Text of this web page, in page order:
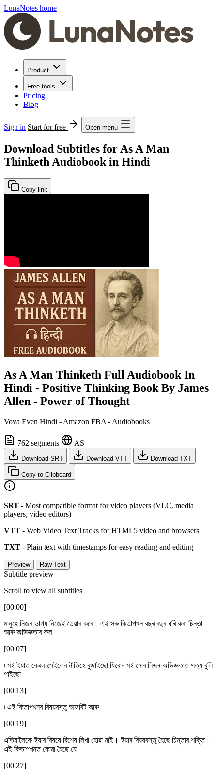
LunaNotes home
Product
Free tools
Pricing
Blog
Sign in Start for free Open menu
Download Subtitles for As A Man
Thinketh Audiobook in Hindi
Copy link
As A Man Thinketh Full Audiobook In
Hindi - Positive Thinking Book By James
Allen - Power of Thought
Vova Even Hindi - Amazon FBA - Audiobooks
762 segments AS
Download SRT Download VTT Download TXT
Copy to Clipboard
SRT - Most compatible format for video players (VLC, media
players, video editors)
VTT - Web Video Text Tracks for HTML5 video and browsers
TXT - Plain text with timestamps for easy reading and editing
Preview Raw Text
Subtitle preview
Scroll to view all subtitles
[00:00]
মানুহে নিজৰ ভাগ্য নিজেই তৈয়াৰ কৰে। এই সৰু কিতাপখন বছৰ বছৰ ধৰি কৰা চিন্তা
আৰু অভিজ্ঞতাৰ ফল
[00:07]
৷ মই ইয়াত কেৱল সেইবোৰ নীতিহে বুজাইছো যিবোৰ মই মোৰ নিজৰ অভিজ্ঞতাত সত্য বুলি
পাইছো
[00:13]
৷ এই কিতাপখনৰ বিষয়বস্তু অফবিট আৰু
[00:19]
এতিয়ালৈকে ইয়াৰ বিষয়ে বিশেষ লিখা হোৱা নাই। ইয়াৰ বিষয়বস্তু হৈছে চিন্তাৰ শক্তি।
এই কিতাপখনত কোৱা হৈছে যে
[00:27]